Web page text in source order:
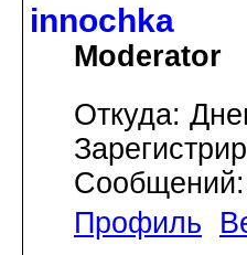
innochka
Moderator
Откуда:
Профиль